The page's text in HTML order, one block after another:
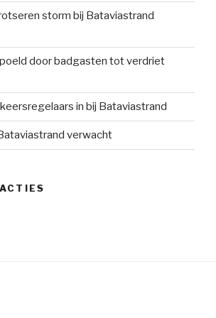
storm bij Bataviastrand
door badgasten tot verdriet
in bij Bataviastrand
verwacht